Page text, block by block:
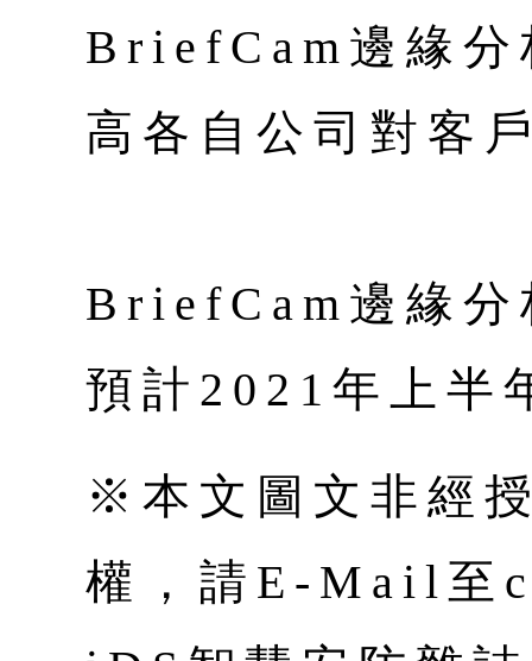
BriefCam邊緣分
高各自公司對客
BriefCam邊緣分
預計2021年上半
※本文圖文非經
權，請E-Mail至